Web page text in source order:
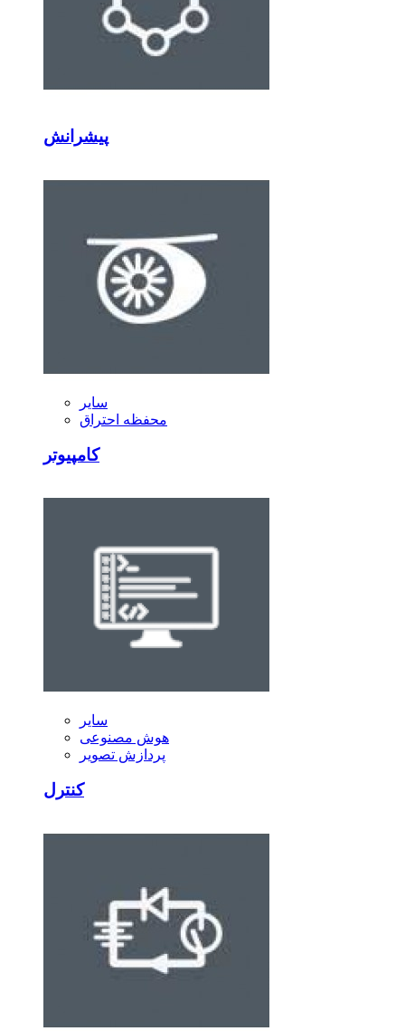
پیشرانش
سایر
محفظه احتراق
کامپیوتر
سایر
هوش مصنوعی
پردازش تصویر
کنترل